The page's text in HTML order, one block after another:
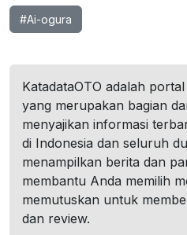
#Ai-ogura
KatadataOTO adalah
yang merupakan bagian
menyajikan informasi
di Indonesia dan seluruh
menampilkan berita dan
membantu Anda memilih
memutuskan untuk
dan review.